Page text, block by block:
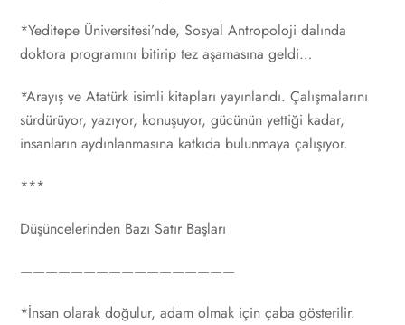
*Yeditepe Üniversitesi’nde, Sosyal Antropoloji dalında
doktora programını bitirip tez aşamasına geldi…
*Arayış ve Atatürk isimli kitapları yayınlandı. Çalışmalarını
sürdürüyor, yazıyor, konuşuyor, gücünün yettiği kadar,
insanların aydınlanmasına katkıda bulunmaya çalışıyor.
***
Düşüncelerinden Bazı Satır Başları
—————————————————
*İnsan olarak doğulur, adam olmak için çaba gösterilir.